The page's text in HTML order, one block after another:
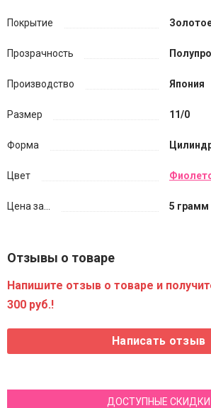
Покрытие
Прозрачность
Производство Япония
Размер 11/0
Форма
Цвет
Цена за... 5 грамм
Отзывы о товаре
Напишите отзыв о товаре и
300 руб.!
ДОСТУПНЫЕ СКИДКИ